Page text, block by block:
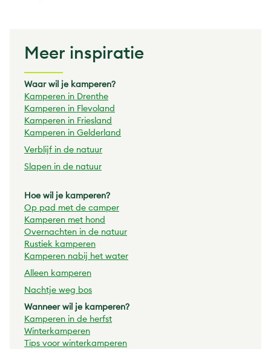
Meer inspiratie
Waar wil je kamperen?
Kamperen in Drenthe
Kamperen in Flevoland
Kamperen in Friesland
Kamperen in Gelderland
Verblijf in de natuur
Slapen in de natuur
Hoe wil je kamperen?
Op pad met de camper
Kamperen met hond
Overnachten in de natuur
Rustiek kamperen
Kamperen nabij het water
Alleen kamperen
Nachtje weg bos
Wanneer wil je kamperen?
Kamperen in de herfst
Winterkamperen
Tips voor winterkamperen